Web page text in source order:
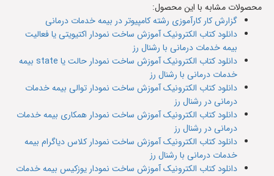
محصولات مشابه با این محصول:
گزارش کار کارآموزی رشته کامپیوتر در بیمه خدمات درمانی
دانلود کتاب الکترونیک آموزش ساخت نمودار اکتیویتی یا فعالیت
بیمه خدمات درمانی با رشنال رز
دانلود کتاب الکترونیک آموزش ساخت نمودار حالت یا state بیمه
خدمات درمانی با رشنال رز
دانلود کتاب الکترونیک آموزش ساخت نمودار توالی بیمه خدمات
درمانی در رشنال رز
دانلود کتاب الکترونیک آموزش ساخت نمودار همکاری بیمه خدمات
درمانی در رشنال رز
دانلود کتاب الکترونیک آموزش ساخت نمودار کلاس دیاگرام بیمه
خدمات درمانی با رشنال رز
دانلود کتاب الکترونیک آموزش ساخت نمودار یوزکیس بیمه خدمات